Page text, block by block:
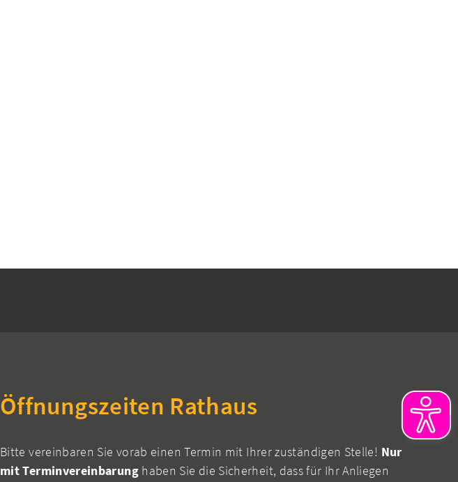
Öffnungszeiten Rathaus
Bitte vereinbaren Sie vorab einen Termin mit Ihrer zuständigen Stelle! Nur
mit Terminvereinbarunghaben Sie die Sicherheit, dass für Ihr Anliegen